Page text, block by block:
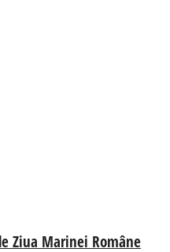
Ziua Marinei Române